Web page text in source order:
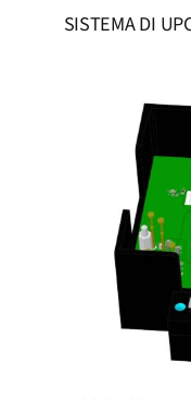
SISTEMA DI